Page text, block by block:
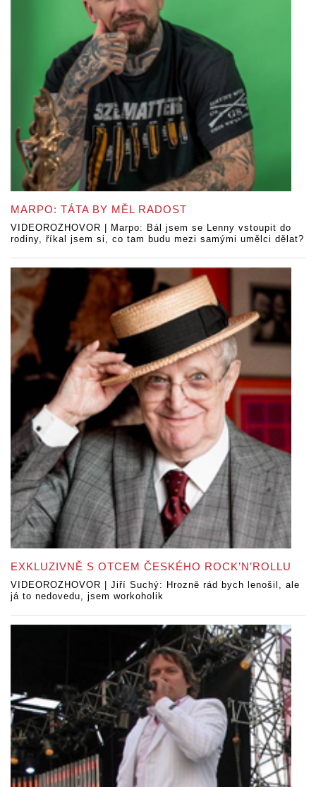
MARPO: TÁTA BY MĚL RADOST
VIDEOROZHOVOR | Marpo: Bál jsem se Lenny vstoupit do
rodiny, říkal jsem si, co tam budu mezi samými umělci dělat?
EXKLUZIVNĚ S OTCEM ČESKÉHO ROCK’N’ROLLU
VIDEOROZHOVOR | Jiří Suchý: Hrozně rád bych lenošil, ale
já to nedovedu, jsem workoholik